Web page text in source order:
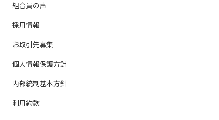
組合員の声
採用情報
お取引先募集
個人情報保護方針
内部統制基本方針
利用約款